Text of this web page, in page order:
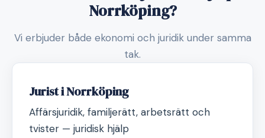
Norrköping?
Vi erbjuder både ekonomi och juridik under samma
tak.
Jurist i Norrköping
Affärsjuridik, familjerätt, arbetsrätt och
tvister — juridisk hjälp